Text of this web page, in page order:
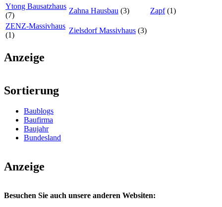
Ytong Bausatzhaus
(7)
Zahna Hausbau (3) Zapf (1)
ZENZ-Massivhaus
(1)
Zielsdorf Massivhaus (3)
Anzeige
Sortierung
Baublogs
Baufirma
Baujahr
Bundesland
Anzeige
Besuchen Sie auch unsere anderen Websiten: